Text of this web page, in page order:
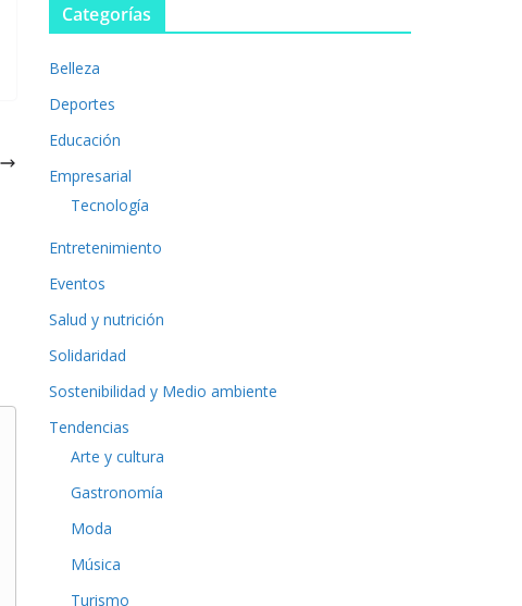
Categorías
Belleza
Deportes
Educación
Empresarial
Tecnología
Entretenimiento
Eventos
Salud y nutrición
Solidaridad
Sostenibilidad y Medio ambiente
Tendencias
Arte y cultura
Gastronomía
Moda
Música
Turismo